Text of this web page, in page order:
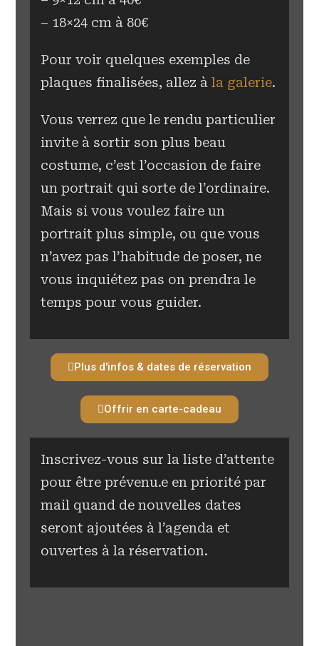
– 18×24 cm à 80€
Pour voir quelques exemples de
plaques finalisées, allez àla galerie.
Vous verrez que le rendu particulier
invite à sortir son plus beau
costume, c’est l’occasion de faire
un portrait qui sorte de l’ordinaire.
Mais si vous voulez faire un
portrait plus simple, ou que vous
n’avez pas l’habitude de poser, ne
vous inquiétez pas on prendra le
temps pour vous guider.
Plus d'infos & dates de réservation
Offrir en carte-cadeau
Inscrivez-vous sur la liste d’attente
pour être prévenu.e en priorité par
mail quand de nouvelles dates
seront ajoutées à l’agenda et
ouvertes à la réservation.